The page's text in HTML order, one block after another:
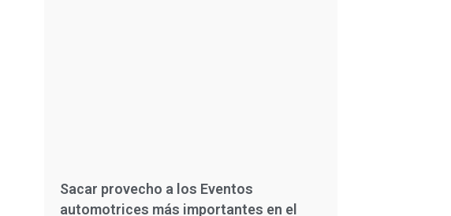
Sacar provecho a los Eventos
automotrices más importantes en el